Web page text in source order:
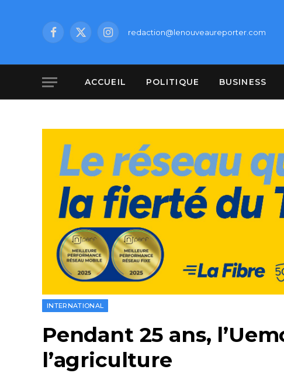
Facebook
X
Instagramredaction@lenouveaureporter.com
ACCUEIL POLITIQUE BUSINESS
INTERNATIONAL
Pendant 25 ans,
l’agriculture